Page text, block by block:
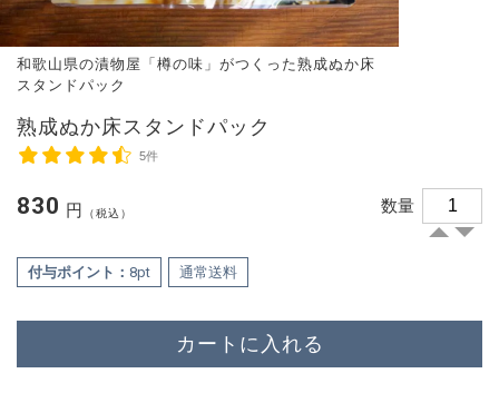
和歌山県の漬物屋「樽の味」がつくった熟成ぬか床
スタンドパック
熟成ぬか床スタンドパック
5件
830 円 （税込） 数量
付与ポイント： 8pt 通常送料
カートに入れる